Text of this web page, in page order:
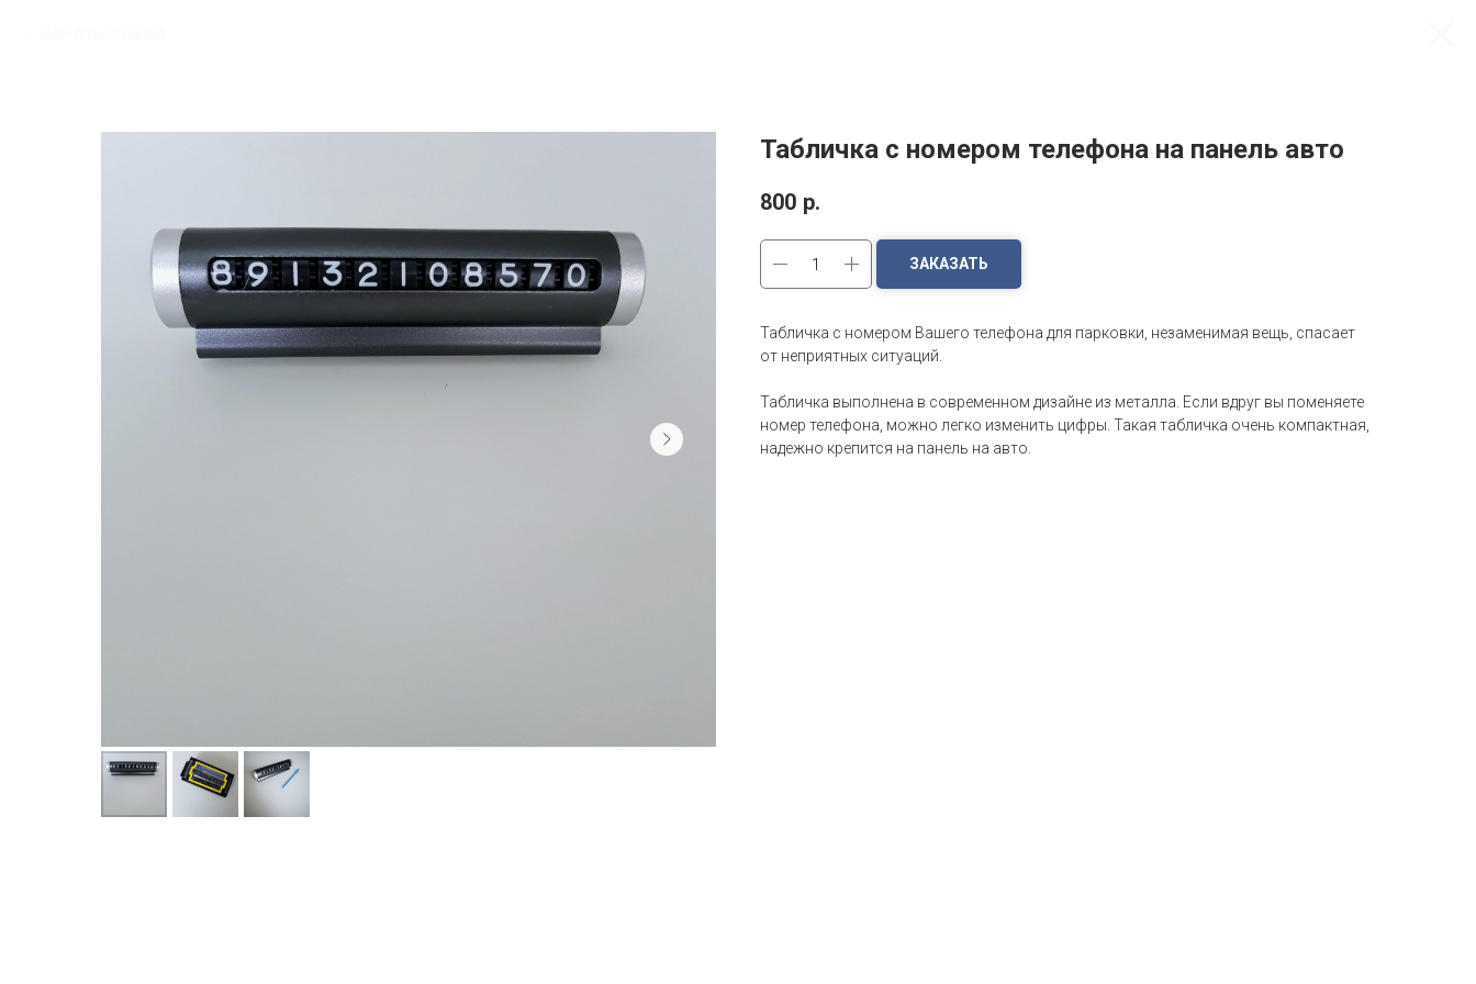
Табличка с номером телефона на панель авто
800 р.
ЗАКАЗАТЬ
Табличка с номером Вашего телефона для парковки, незаменимая вещь, спасает
от неприятных ситуаций.
Табличка выполнена в современном дизайне из металла. Если вдруг вы поменяете
номер телефона, можно легко изменить цифры. Такая табличка очень компактная,
надежно крепится на панель на авто.